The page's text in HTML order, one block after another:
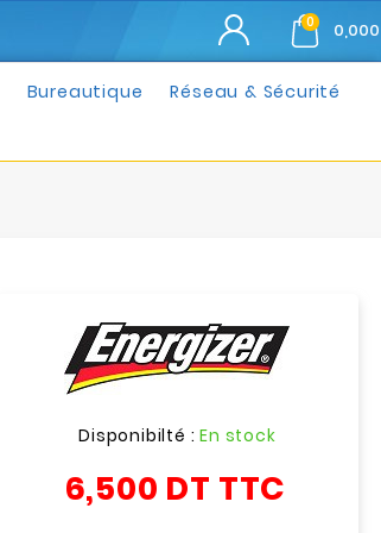
0
Bureautique Réseau & Sécurité
Disponibilté :En stock
6,500 DT TTC